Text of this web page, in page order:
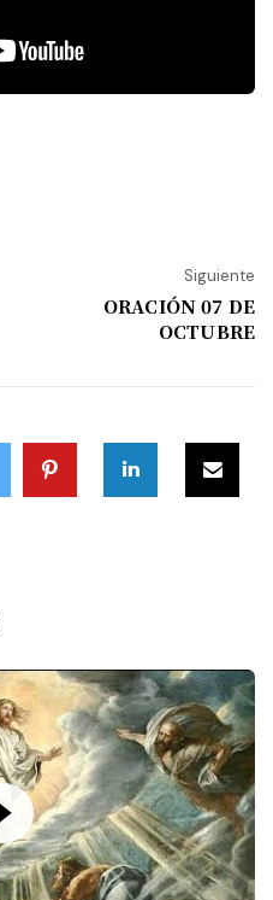
Siguiente
ORACIÓN 07 DE
OCTUBRE